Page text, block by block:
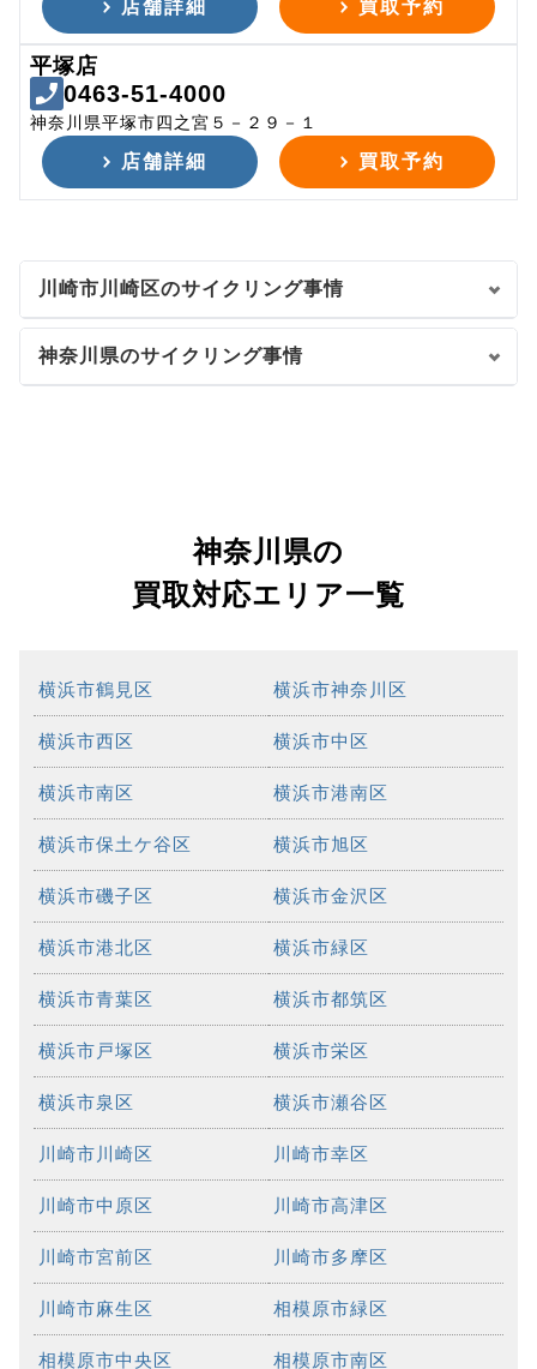
店舗詳細 買取予約
平塚店
0463-51-4000
神奈川県平塚市四之宮５－２９－１
店舗詳細 買取予約
川崎市川崎区のサイクリング事情
神奈川県のサイクリング事情
神奈川県の
買取対応エリア一覧
横浜市鶴見区 横浜市神奈川区
横浜市西区 横浜市中区
横浜市南区 横浜市港南区
横浜市保土ケ谷区 横浜市旭区
横浜市磯子区 横浜市金沢区
横浜市港北区 横浜市緑区
横浜市青葉区 横浜市都筑区
横浜市戸塚区 横浜市栄区
横浜市泉区 横浜市瀬谷区
川崎市川崎区 川崎市幸区
川崎市中原区 川崎市高津区
川崎市宮前区 川崎市多摩区
川崎市麻生区 相模原市緑区
相模原市中央区 相模原市南区